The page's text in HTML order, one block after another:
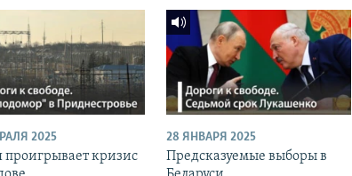
2025
проигрывает кризис
28 ЯНВАРЯ 2025
Предсказуемые выборы в